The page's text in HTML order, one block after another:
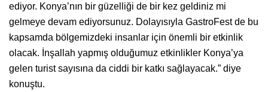
ediyor. Konya’nın bir güzelliği de bir kez geldiniz mi
gelmeye devam ediyorsunuz. Dolayısıyla GastroFest de bu
kapsamda bölgemizdeki insanlar için önemli bir etkinlik
olacak. İnşallah yapmış olduğumuz etkinlikler Konya’ya
gelen turist sayısına da ciddi bir katkı sağlayacak.” diye
konuştu.